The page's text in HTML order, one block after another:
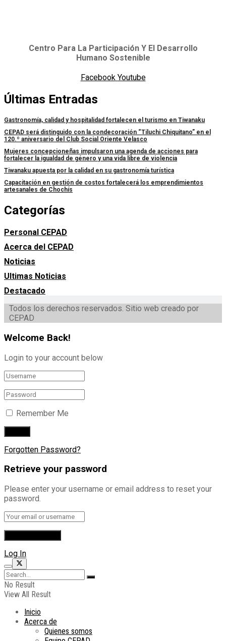
Centro Para La Participación Y El Desarrollo
Humano Sostenible
Facebook Youtube
Últimas Entradas
Gastronomía, calidad y hospitalidad fortalecen el turismo en Tiwanaku
CEPAD será distinguido con la condecoración “Tiluchi Chiquitano” en el
120.º aniversario del Club Social Oriente Velasco
Mujeres concepcioneñas impulsaron una agenda de acciones para
fortalecer la igualdad de género y una vida libre de violencia
Tiwanaku apuesta por la calidad en su gastronomía turística
Capacitación en gestión de costos fortalecerá los emprendimientos
artesanales de Chochís
Categorías
Personal CEPAD
Acerca del CEPAD
Noticias
Ultimas Noticias
Destacado
Todos los derechos reservados. Sitio web creado por
CEPAD
Welcome Back!
Login to your account below
Remember Me
Forgotten Password?
Retrieve your password
Please enter your username or email address to reset your
password.
Log In
No Result
View All Result
Inicio
Acerca de
Quienes somos